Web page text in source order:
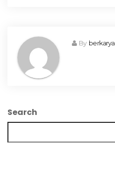
By berkarya
Search